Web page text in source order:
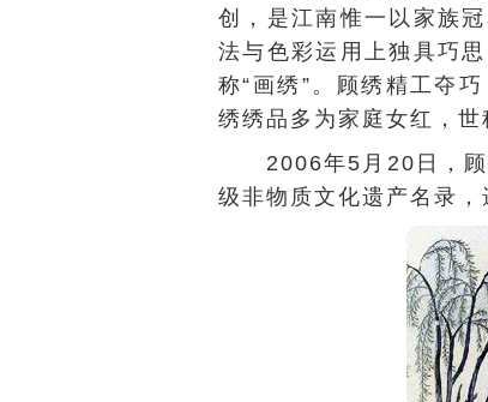
创，是江南惟一以家族
法与色彩运用上独具巧
称“画绣”。顾绣精工夺
绣绣品多为家庭女红，世
2006年5月20日，
级非物质文化遗产名录